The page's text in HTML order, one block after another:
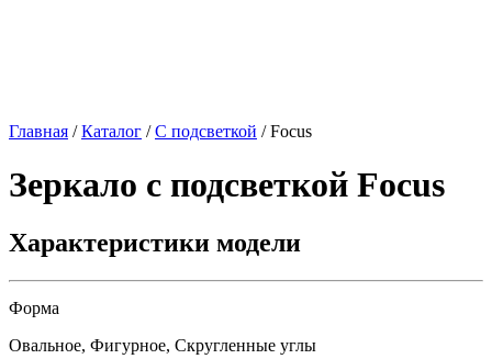
Главная /Каталог /С подсветкой /Focus
Зеркало с подсветкой Focus
Характеристики модели
Форма
Овальное, Фигурное, Скругленные углы